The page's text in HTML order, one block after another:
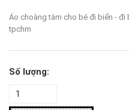
Áo choàng tắm cho bé đi biển -
tpchm
Số lượng: